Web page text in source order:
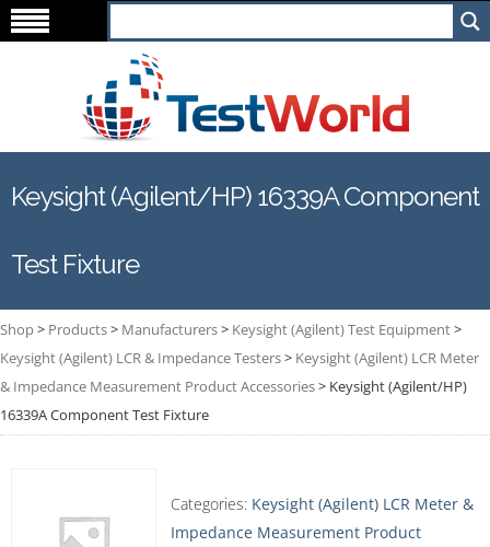
Keysight (Agilent/HP) 16339A Component
Test Fixture
Shop> Products> Manufacturers> Keysight (Agilent) Test Equipment>
Keysight (Agilent) LCR & Impedance Testers> Keysight (Agilent) LCR Meter
& Impedance Measurement Product Accessories> Keysight (Agilent/HP)
16339A Component Test Fixture
Categories: Keysight (Agilent) LCR Meter &
Impedance Measurement Product